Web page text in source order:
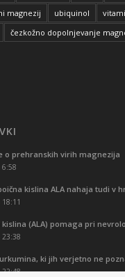
magnezij ubiquinol
čezkožno dopolnjevanje
o prehranskih virih magnezija
6:58
kislina ALA nahaja tudi v
(ALA) pomaga pri
ki jih verjetno ne
22:48